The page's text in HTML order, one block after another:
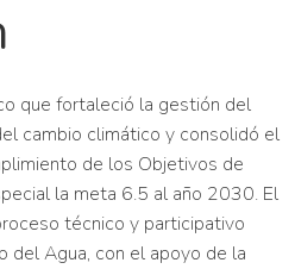
que fortaleció la gestión del
cambio climático y consolidó el
de los Objetivos de
la meta 6.5 al año 2030. El
técnico y participativo
del Agua, con el apoyo de la